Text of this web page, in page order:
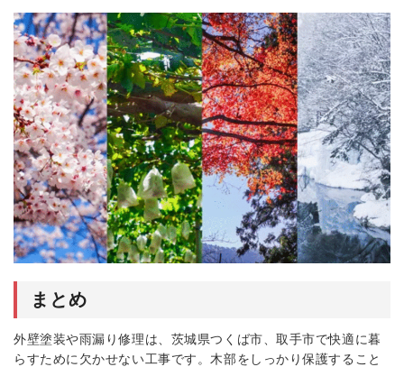
まとめ
外壁塗装や雨漏り修理は、茨城県つくば市、取手市で快適に暮
らすために欠かせない工事です。木部をしっかり保護すること